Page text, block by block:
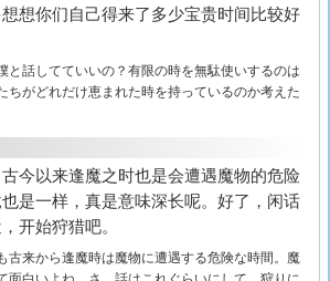
想你们自己得来了多少宝贵时间比较好
と話してていいの？有限の時を無駄使いするのは
ちがどれだけ恵まれた時を持っているのか考えた
今以来逢魔之时也是会遭遇魔物的危险
是一样，真是意味深长呢。好了，闲话
开始狩猎吧。
古来から逢魔時は魔物に遭遇する危険な時間。魔